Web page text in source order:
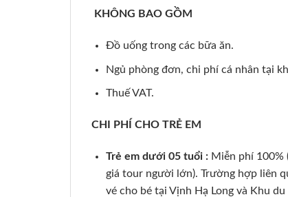
KHÔNG BAO GỒM
Đồ uống trong các bữa ăn.
Ngủ phòng đơn, chi phí cá nhân tại
Thuế VAT.
CHI PHÍ CHO TRẺ EM
Trẻ em dưới 05 tuổi : Miễn phí
giá tour người lớn). Trường hợp liên
vé cho bé tại Vịnh Hạ Long và Khu